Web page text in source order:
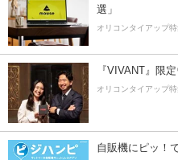
選」
オリコンタイアップ
『VIVANT』限
オリコンタイアップ
自販機にピッ！